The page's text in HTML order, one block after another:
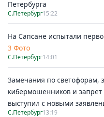
Петербурга
С.Петербург15:22
На Сапсане испытали
3 Фото
С.Петербург14:01
Замечания по светофорам,
кибермошенников и запрет
выступил с новыми
С.Петербург13:19